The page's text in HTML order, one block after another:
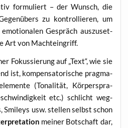
for­mu­liert – der Wunsch, die
zu kon­trol­lie­ren, um
Gespräch aus­zu­set­
Art von Machteingriff.
Fokus­sie­rung auf „Text“, wie sie
ist, kom­pen­sa­to­ri­sche prag­ma­
(Tona­li­tät, Kör­per­spra­
etc.) schlicht weg­
usw. stel­len selbst schon
mei­ner Bot­schaft dar,